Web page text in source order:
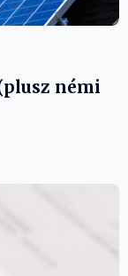
némi